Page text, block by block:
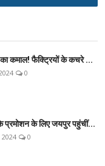
कमाल! फैक्ट्रियों के कचरे ...
0
प्रमोशन के लिए जयपुर पहुंचीं...
2024 0